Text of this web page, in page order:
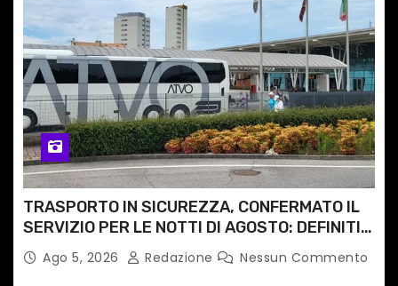
TRASPORTO IN SICUREZZA, CONFERMATO IL
SERVIZIO PER LE NOTTI DI AGOSTO: DEFINITI
PERCORSI, FERMATE E ORARIO
Ago 5, 2026 Redazione Nessun Commento